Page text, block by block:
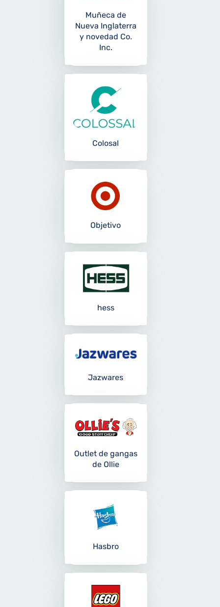
Muñeca de
Nueva Inglaterra
y novedad Co.
Inc.
Colosal
Objetivo
hess
Jazwares
Outlet de gangas
de Ollie
Hasbro